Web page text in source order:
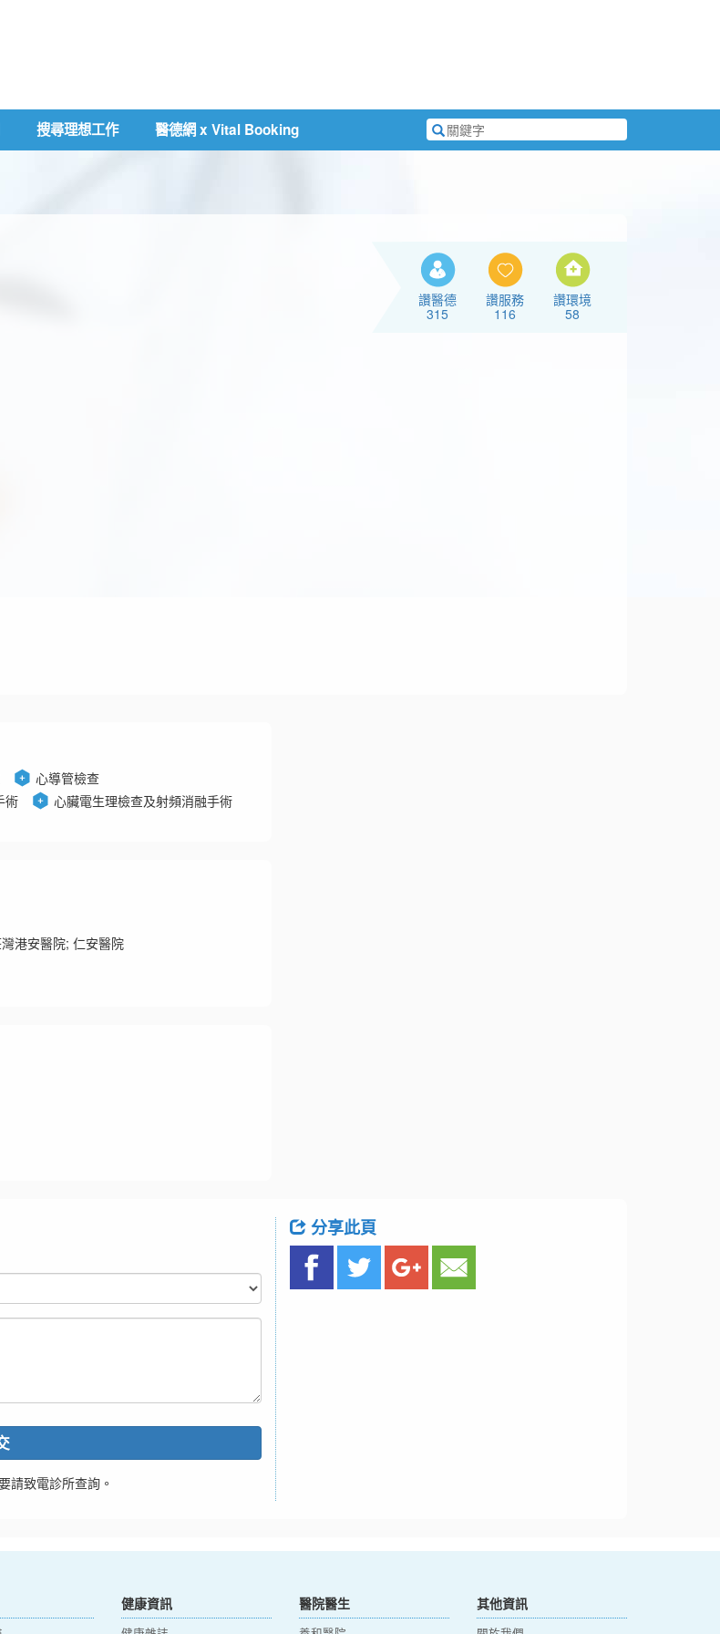
搜尋理想工作 醫德網 x Vital Booking
搜
尋
讚醫德
315
讚服務
116
讚環境
58
心導管檢查
術 心臟電生理檢查及射頻消融手術
港安醫院; 仁安醫院
請致電診所查詢。
分享此頁
健康資訊 醫院醫生 其他資訊